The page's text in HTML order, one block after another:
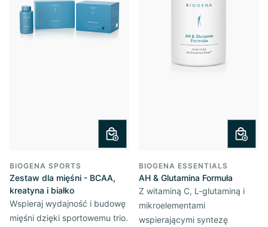
BIOGENA SPORTS
Zestaw dla mięśni - BCAA,
kreatyna i białko
Wspieraj wydajność i budowę
mięśni dzięki sportowemu trio.
BIOGENA ESSENTIALS
AH & Glutamina Formuła
Z witaminą C, L-glutaminą i
mikroelementami
wspierającymi syntezę